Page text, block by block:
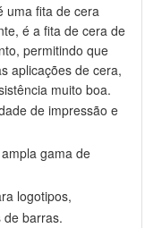
uma fita de cera
é a fita de cera de
permitindo que
aplicações de cera,
muito boa.
de impressão e
gama de
logotipos,
de barras.